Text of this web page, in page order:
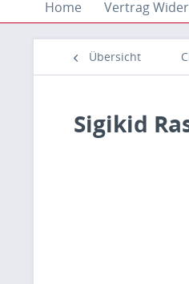
Home Vertrag
Übersicht
Sigikid